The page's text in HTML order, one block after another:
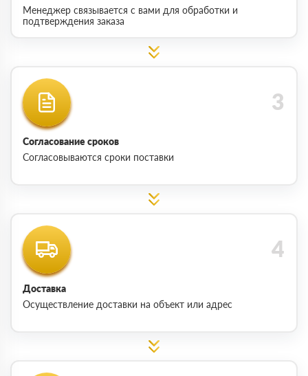
Менеджер связывается с вами для обработки и
подтверждения заказа
Согласование сроков
Согласовываются сроки поставки
Доставка
Осуществление доставки на объект или адрес